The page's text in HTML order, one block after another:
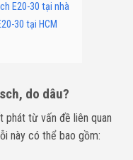
E20-30 tại nhà
30 tại HCM
do dâu?
phát từ vấn đề liên quan
này có thể bao gồm: